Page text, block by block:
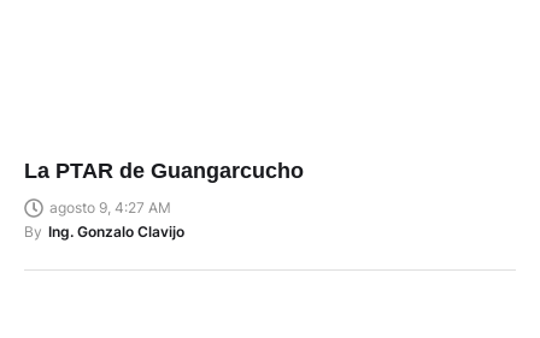
La PTAR de Guangarcucho
agosto 9, 4:27 AM
By Ing. Gonzalo Clavijo